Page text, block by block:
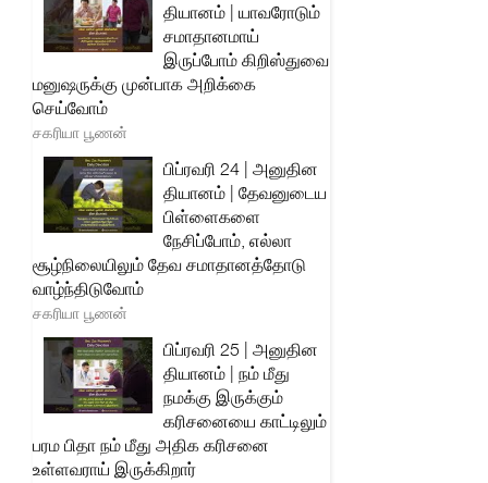
தியானம் | யாவரோடும்
சமாதானமாய்
இருப்போம் கிறிஸ்துவை
மனுஷருக்கு முன்பாக அறிக்கை
செய்வோம்
சகரியா பூணன்
பிப்ரவரி 24 | அனுதின
தியானம் | தேவனுடைய
பிள்ளைகளை
நேசிப்போம், எல்லா
சூழ்நிலையிலும் தேவ சமாதானத்தோடு
வாழ்ந்திடுவோம்
சகரியா பூணன்
பிப்ரவரி 25 | அனுதின
தியானம் | நம் மீது
நமக்கு இருக்கும்
கரிசனையை காட்டிலும்
பரம பிதா நம் மீது அதிக கரிசனை
உள்ளவராய் இருக்கிறார்